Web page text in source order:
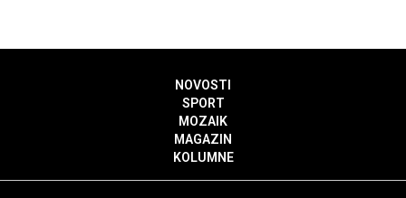
NOVOSTI
SPORT
MOZAIK
MAGAZIN
KOLUMNE